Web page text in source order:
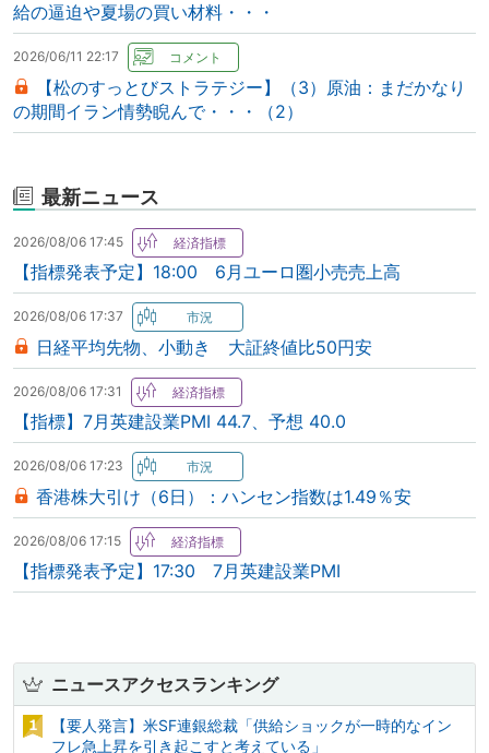
給の逼迫や夏場の買い材料・・・
2026/06/11 22:17
【松のすっとびストラテジー】（3）原油：まだかなり
の期間イラン情勢睨んで・・・（2）
最新ニュース
2026/08/06 17:45
【指標発表予定】18:00 6月ユーロ圏小売売上高
2026/08/06 17:37
日経平均先物、小動き 大証終値比50円安
2026/08/06 17:31
【指標】7月英建設業PMI 44.7、予想 40.0
2026/08/06 17:23
香港株大引け（6日）：ハンセン指数は1.49％安
2026/08/06 17:15
【指標発表予定】17:30 7月英建設業PMI
ニュースアクセスランキング
【要人発言】米SF連銀総裁「供給ショックが一時的なイン
フレ急上昇を引き起こすと考えている」